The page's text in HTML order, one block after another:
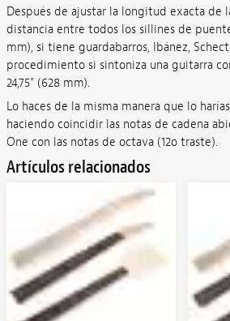
Después de ajustar la longitud exacta de
distancia entre todos los sillines de
mm), si tiene guardabarros, Ibánez,
procedimiento si sintoniza una guitarra
24,75" (628 mm).
Lo haces de la misma manera que lo
haciendo coincidir las notas de cadena
One con las notas de octava (12o traste).
Artículos relacionados